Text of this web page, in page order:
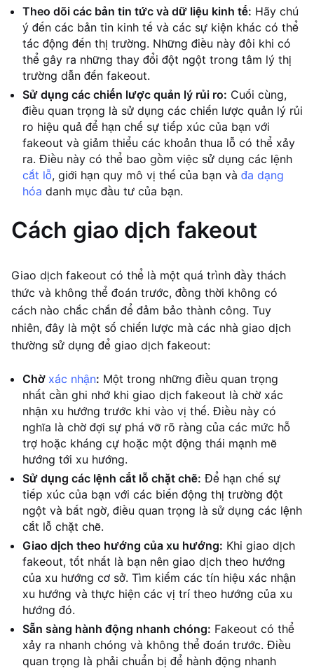
Theo dõi các bản tin tức và dữ liệu kinh tế: Hãy chú
ý đến các bản tin kinh tế và các sự kiện khác có thể
tác động đến thị trường. Những điều này đôi khi có
thể gây ra những thay đổi đột ngột trong tâm lý thị
trường dẫn đến fakeout.
Sử dụng các chiến lược quản lý rủi ro: Cuối cùng,
điều quan trọng là sử dụng các chiến lược quản lý rủi
ro hiệu quả để hạn chế sự tiếp xúc của bạn với
fakeout và giảm thiểu các khoản thua lỗ có thể xảy
ra. Điều này có thể bao gồm việc sử dụng các lệnh
cắt lỗ, giới hạn quy mô vị thế của bạn và đa dạng
hóa danh mục đầu tư của bạn.
Cách giao dịch fakeout
Giao dịch fakeout có thể là một quá trình đầy thách
thức và không thể đoán trước, đồng thời không có
cách nào chắc chắn để đảm bảo thành công. Tuy
nhiên, đây là một số chiến lược mà các nhà giao dịch
thường sử dụng để giao dịch fakeout:
Chờ xác nhận: Một trong những điều quan trọng
nhất cần ghi nhớ khi giao dịch fakeout là chờ xác
nhận xu hướng trước khi vào vị thế. Điều này có
nghĩa là chờ đợi sự phá vỡ rõ ràng của các mức hỗ
trợ hoặc kháng cự hoặc một động thái mạnh mẽ
hướng tới xu hướng.
Sử dụng các lệnh cắt lỗ chặt chẽ: Để hạn chế sự
tiếp xúc của bạn với các biến động thị trường đột
ngột và bất ngờ, điều quan trọng là sử dụng các lệnh
cắt lỗ chặt chẽ.
Giao dịch theo hướng của xu hướng: Khi giao dịch
fakeout, tốt nhất là bạn nên giao dịch theo hướng
của xu hướng cơ sở. Tìm kiếm các tín hiệu xác nhận
xu hướng và thực hiện các vị trí theo hướng của xu
hướng đó.
Sẵn sàng hành động nhanh chóng: Fakeout có thể
xảy ra nhanh chóng và không thể đoán trước. Điều
quan trọng là phải chuẩn bị để hành động nhanh